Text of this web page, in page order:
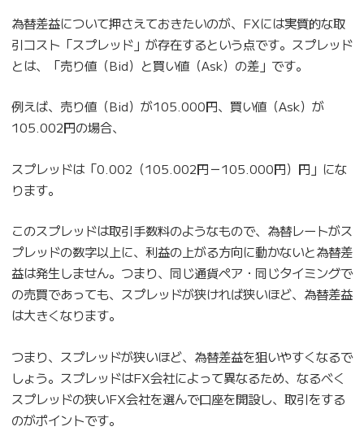
為替差益について押さえておきたいのが、FXには実質的な取
引コスト「スプレッド」が存在するという点です。スプレッド
とは、「売り値（Bid）と買い値（Ask）の差」です。
例えば、売り値（Bid）が105.000円、買い値（Ask）が
105.002円の場合、
スプレッドは「0.002（105.002円－105.000円）円」にな
ります。
このスプレッドは取引手数料のようなもので、為替レートがス
プレッドの数字以上に、利益の上がる方向に動かないと為替差
益は発生しません。つまり、同じ通貨ペア・同じタイミングで
の売買であっても、スプレッドが狭ければ狭いほど、為替差益
は大きくなります。
つまり、スプレッドが狭いほど、為替差益を狙いやすくなるで
しょう。スプレッドはFX会社によって異なるため、なるべく
スプレッドの狭いFX会社を選んで口座を開設し、取引をする
のがポイントです。